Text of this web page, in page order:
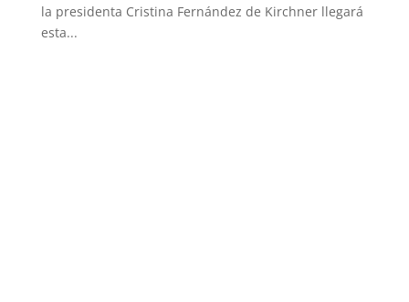
la presidenta Cristina Fernández de Kirchner llegará
esta...